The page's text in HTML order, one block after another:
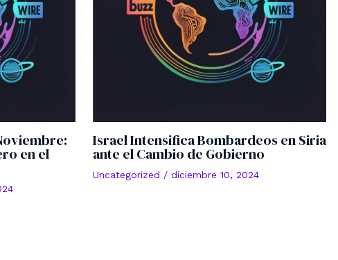
en el
Israel Intensifica Bombardeos en Siria
ante el Cambio de Gobierno
Uncategorized / diciembre 10, 2024